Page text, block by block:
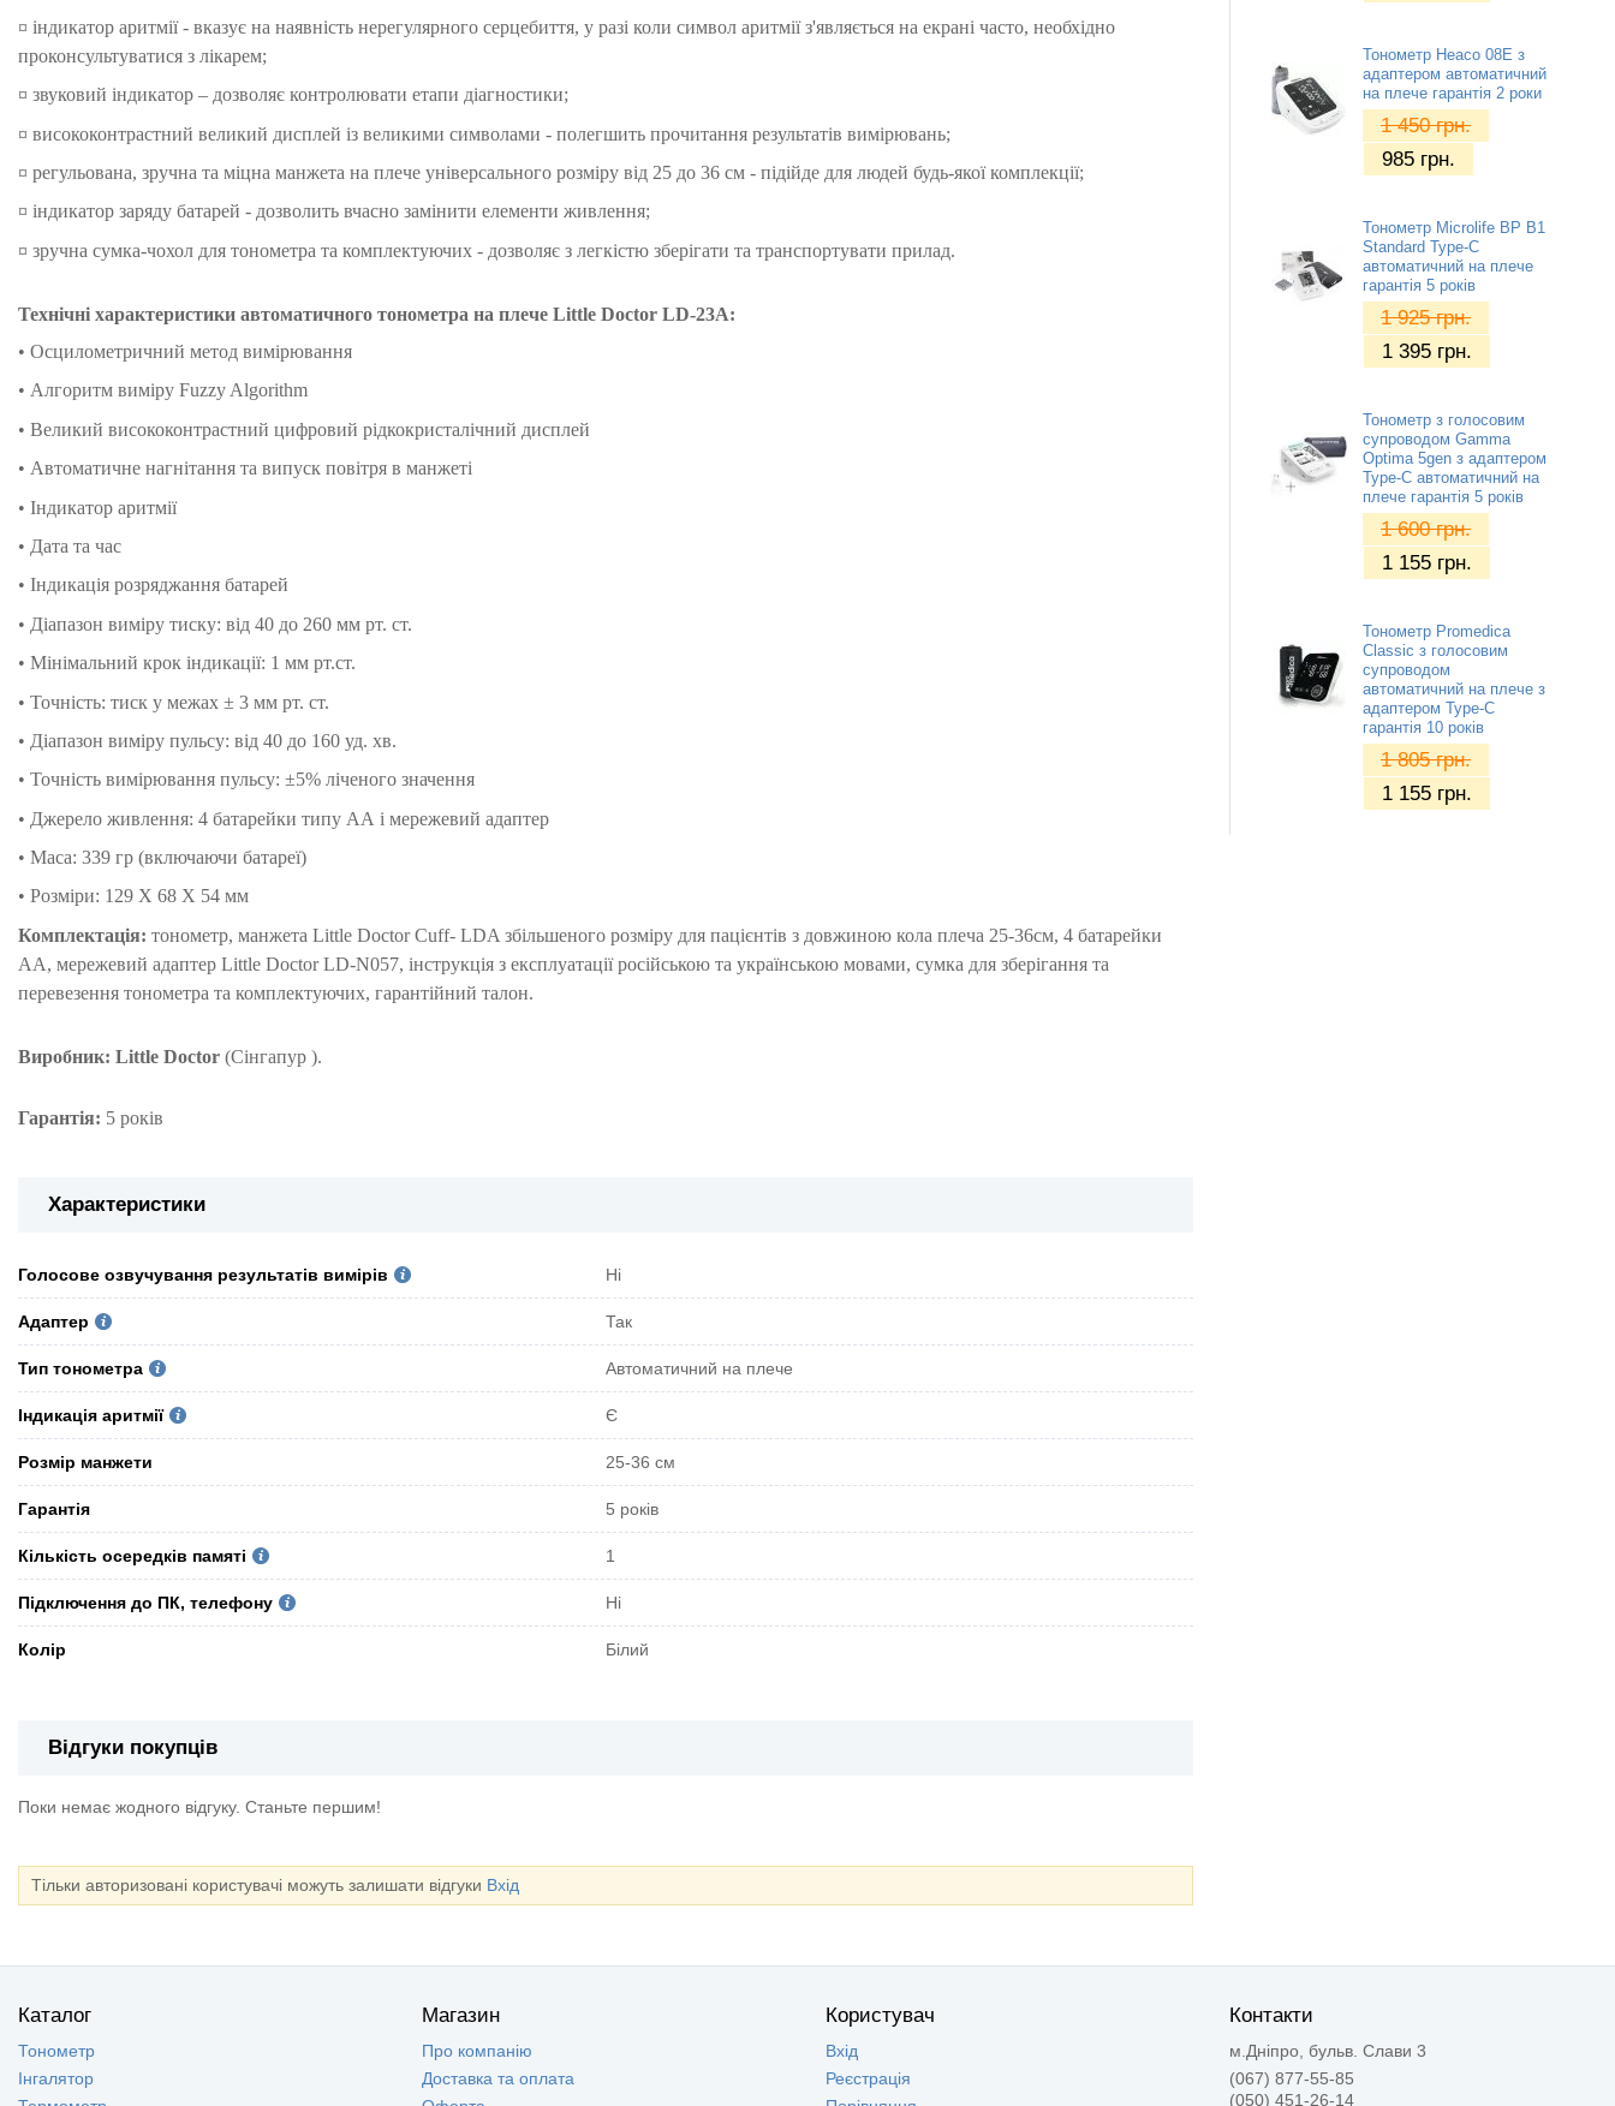
¤ індикатор аритмії - вказує на наявність нерегулярного серцебиття, у разі коли символ аритмії з'являється на екрані часто, необхідно
проконсультуватися з лікарем;
¤ звуковий індикатор – дозволяє контролювати етапи діагностики;
¤ висококонтрастний великий дисплей із великими символами - полегшить прочитання результатів вимірювань;
¤ регульована, зручна та міцна манжета на плече універсального розміру від 25 до 36 см - підійде для людей будь-якої комплекції;
¤ індикатор заряду батарей - дозволить вчасно замінити елементи живлення;
¤ зручна сумка-чохол для тонометра та комплектуючих - дозволяє з легкістю зберігати та транспортувати прилад.
Технічні характеристики автоматичного тонометра на плече Little Doctor LD-23A:
• Осцилометричний метод вимірювання
• Алгоритм виміру Fuzzy Algorithm
• Великий висококонтрастний цифровий рідкокристалічний дисплей
• Автоматичне нагнітання та випуск повітря в манжеті
• Індикатор аритмії
• Дата та час
• Індикація розряджання батарей
• Діапазон виміру тиску: від 40 до 260 мм рт. ст.
• Мінімальний крок індикації: 1 мм рт.ст.
• Точність: тиск у межах ± 3 мм рт. ст.
• Діапазон виміру пульсу: від 40 до 160 уд. хв.
• Точність вимірювання пульсу: ±5% ліченого значення
• Джерело живлення: 4 батарейки типу AA і мережевий адаптер
• Маса: 339 гр (включаючи батареї)
• Розміри: 129 X 68 X 54 мм
Комплектація: тонометр, манжета Little Doctor Cuff- LDA збільшеного розміру для пацієнтів з довжиною кола плеча 25-36см, 4 батарейки
АА, мережевий адаптер Little Doctor LD-N057, інструкція з експлуатації російською та українською мовами, сумка для зберігання та
перевезення тонометра та комплектуючих, гарантійний талон.
Виробник: Little Doctor (Сінгапур ).
Гарантія: 5 років
Характеристики
Голосове озвучування результатів вимірів Ні
Адаптер Так
Тип тонометра Автоматичний на плече
Індикація аритмії Є
Розмір манжети 25-36 см
Гарантія 5 років
Кількість осередків памяті 1
Підключення до ПК, телефону Ні
Колір Білий
Відгуки покупців
Поки немає жодного відгуку. Станьте першим!
Тільки авторизовані користувачі можуть залишати відгуки Вхід
Тонометр Heaco 08E з
адаптером автоматичний
на плече гарантія 2 роки
1 450грн.
985 грн.
Тонометр Microlife BP B1
Standard Type-C
автоматичний на плече
гарантія 5 років
1 925грн.
1 395 грн.
Тонометр з голосовим
супроводом Gamma
Optima 5gen з адаптером
Type-C автоматичний на
плече гарантія 5 років
1 600грн.
1 155 грн.
Тонометр Promedica
Classic з голосовим
супроводом
автоматичний на плече з
адаптером Type-C
гарантія 10 років
1 805грн.
1 155 грн.
Каталог
Тонометр
Інгалятор
Магазин
Про компанію
Доставка та оплата
Користувач
Вхід
Реєстрація
Контакти
м.Дніпро, бульв. Слави 3
(067) 877-55-85
(050) 451-26-14